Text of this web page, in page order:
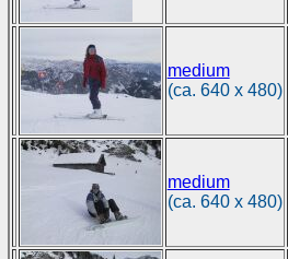
medium
(ca. 640 x 480)
medium
(ca. 640 x 480)